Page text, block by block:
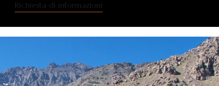
Richiesta di informazioni